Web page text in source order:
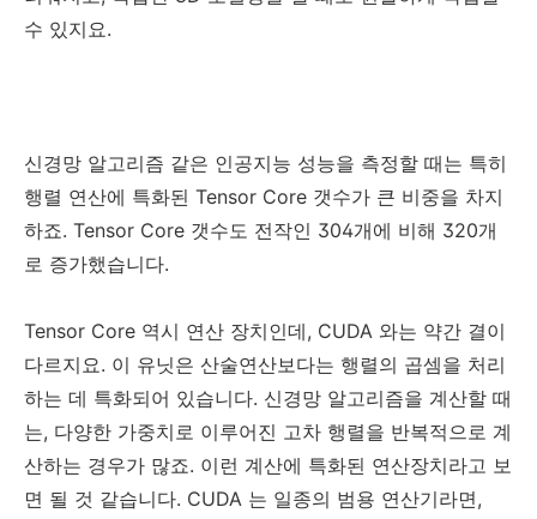
수 있지요.
신경망 알고리즘 같은 인공지능 성능을 측정할 때는 특히
행렬 연산에 특화된 Tensor Core 갯수가 큰 비중을 차지
하죠. Tensor Core 갯수도 전작인 304개에 비해 320개
로 증가했습니다.
Tensor Core 역시 연산 장치인데, CUDA 와는 약간 결이
다르지요. 이 유닛은 산술연산보다는 행렬의 곱셈을 처리
하는 데 특화되어 있습니다. 신경망 알고리즘을 계산할 때
는, 다양한 가중치로 이루어진 고차 행렬을 반복적으로 계
산하는 경우가 많죠. 이런 계산에 특화된 연산장치라고 보
면 될 것 같습니다. CUDA 는 일종의 범용 연산기라면,